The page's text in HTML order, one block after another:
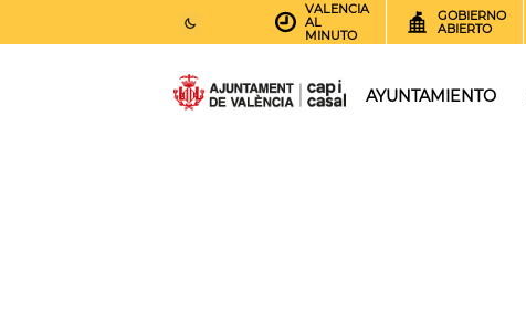
AEMET.GRADOS
VALENCIA
AL
MINUTO
GOBIERNO
ABIERTO
AYUNTAMIENTO